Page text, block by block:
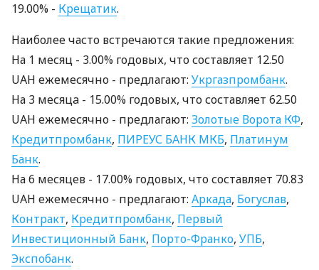
19.00% - Крещатик.
Наиболее часто встречаются такие предложения:
На 1 месяц - 3.00% годовых, что составляет 12.50
UAH ежемесячно - предлагают: Укргазпромбанк.
На 3 месяцa - 15.00% годовых, что составляет 62.50
UAH ежемесячно - предлагают: Золотые Ворота КФ,
Кредитпромбанк, ПИРЕУС БАНК МКБ, Платинум
Банк.
На 6 месяцев - 17.00% годовых, что составляет 70.83
UAH ежемесячно - предлагают: Аркада, Богуслав,
Контракт, Кредитпромбанк, Первый
Инвестиционный Банк, Порто-Франко, УПБ,
Экспобанк.